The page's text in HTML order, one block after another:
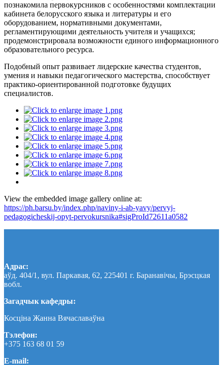
познакомила первокурсников с особенностями комплектации
кабинета белорусского языка и литературы и его
оборудованием, нормативными документами,
регламентирующими деятельность учителя и учащихся;
продемонстрировала возможности единого информационного
образовательного ресурса.
Подобный опыт развивает лидерские качества студентов,
умения и навыки педагогического мастерства, способствует
практико-ориентированной подготовке будущих
специалистов.
View the embedded image gallery online at:
https://ph.barsu.by/index.php/naviny-i-ab-yavy/pervyj-
pedagogicheskij-opyt-pervokursnika#sigProId72611a0582
Адрас:
аўд. 404/1, вул. Паркавая, 62, 225401 г. Баранавічы, Брэсцкая
вобл.
Загадчык кафедры:
Косціна Жанна Вячаславаўна
Тэлефон:
+375 163 68 01 59
E-mail: